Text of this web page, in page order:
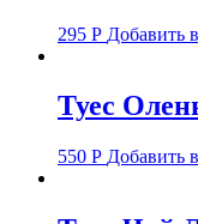
295 Р Добавить
Туес
550 Р Добавить